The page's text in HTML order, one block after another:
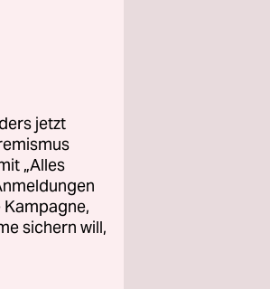
jetzt
„Alles
Kampagne,
sichern will,